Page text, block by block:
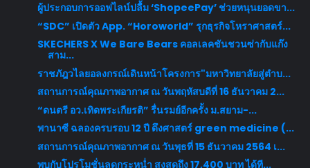
ผู้ประกอบการออฟไลน์ปลื้ม ‘ShopeePay’ ช่วยหนุนยอดขา...
“SDC” เปิดตัว App. “Horoworld” รุกธุรกิจโหราศาสตร์...
SKECHERS X We Bare Bears คอลเลคชันชวนซ่ากับแก๊ง
สาม...
ราชภัฎวไลยอลงกรณ์เดินหน้าโครงการ"มหาวิทยาลัยสู่ตำบ...
สถานการณ์คุณภาพอากาศ ณ วันพฤหัสบดีที่ 16 ธันวาคม 2...
“ดนตรี อว.เทิดพระเกียรติ” รื่นรมย์อีกครั้ง ม.สยาม-...
พานาซี ฉลองครบรอบ 12 ปี ดึงศาสตร์ green medicine (...
สถานการณ์คุณภาพอากาศ ณ วันพุธที่ 15 ธันวาคม 2564 เ...
พบกับโปรโมชั่นลดกระหน่ำ สูงสุดถึง 17,400 บาท ได้ที...